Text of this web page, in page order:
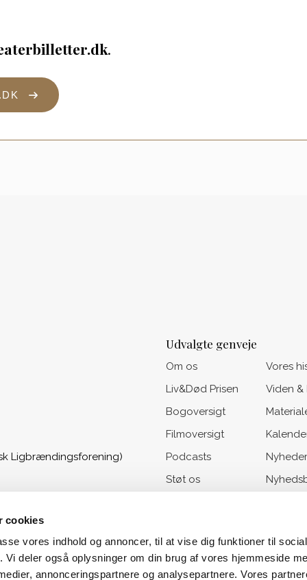
cookies
vores indhold og annoncer, til at vise dig funktioner til
deler også oplysninger om din brug af vores hjemmeside
annonceringspartnere og analysepartnere. Vores
.
Ligbrændingsforening)
Udvalgte genveje
Om os
Liv&Død Prisen
Bogoversigt
Filmoversigt
Podcasts
Støt os
Vores
Viden &
Nyheder